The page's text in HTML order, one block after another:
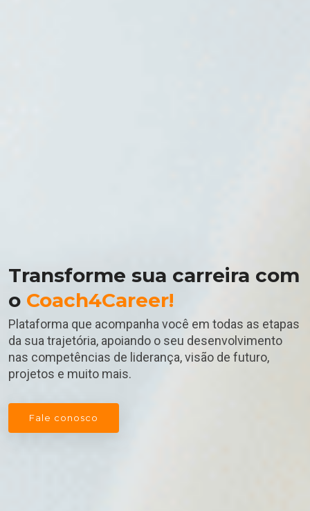
Transforme sua carreira com
o Coach4Career!
Plataforma que acompanha você em todas as etapas
da sua trajetória, apoiando o seu desenvolvimento
nas competências de liderança, visão de futuro,
projetos e muito mais.
Fale conosco